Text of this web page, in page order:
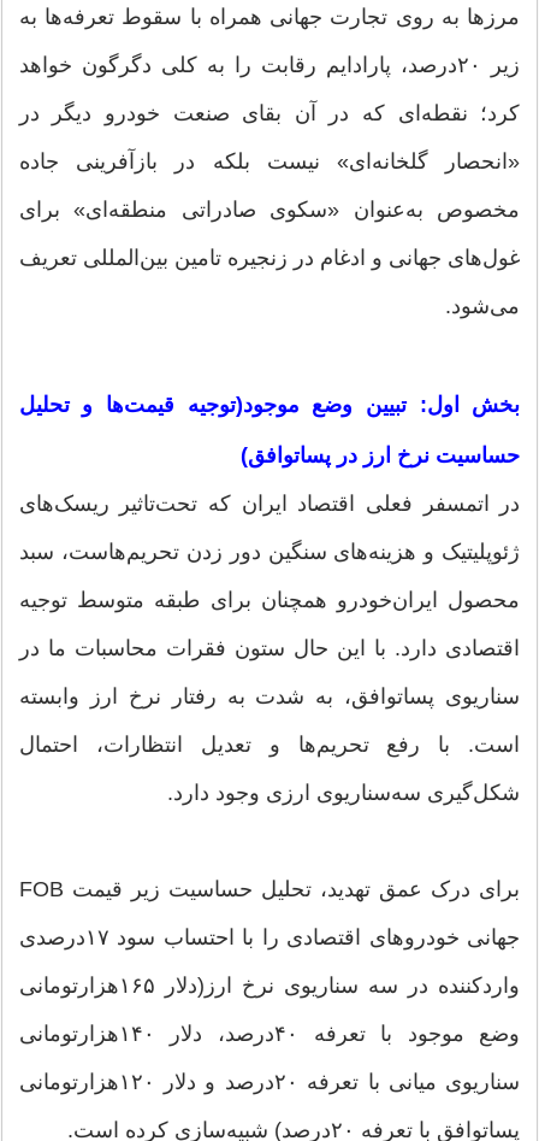
مرزها به روی تجارت جهانی همراه با سقوط تعرفه‌ها به
زیر ۲۰‌درصد، پارادایم رقابت را به کلی دگرگون خواهد
کرد؛ نقطه‌ای که در آن بقای صنعت خودرو دیگر در
«انحصار گلخانه‌ای» نیست بلکه در بازآفرینی جاده
مخصوص به‌عنوان «سکوی صادراتی منطقه‌ای» برای
غول‌های جهانی و ادغام در زنجیره تامین بین‌المللی تعریف
می‌شود.
بخش اول: تبیین وضع موجود(توجیه قیمت‌ها و تحلیل
حساسیت نرخ ارز در پسا‌توافق)
در اتمسفر فعلی اقتصاد ایران که تحت‌تاثیر ریسک‌های
ژئوپلیتیک و هزینه‌های سنگین دور زدن تحریم‌هاست، سبد
محصول ایران‌خودرو همچنان برای طبقه متوسط توجیه
اقتصادی دارد. با این حال ستون فقرات محاسبات ما در
سناریوی پسا‌توافق، به شدت به رفتار نرخ ارز وابسته
است. با رفع تحریم‌ها و تعدیل انتظارات، احتمال
شکل‌گیری سه‌سناریوی ارزی وجود دارد.
برای درک عمق تهدید، تحلیل حساسیت زیر قیمت FOB
جهانی خودروهای اقتصادی را با احتساب سود ۱۷‌درصدی
واردکننده در سه سناریوی نرخ ارز(دلار ۱۶۵‌هزار‌تومانی
وضع موجود با تعرفه ۴۰درصد، دلار ۱۴۰‌هزارتومانی
سناریوی میانی با تعرفه ۲۰درصد و دلار ۱۲۰‌هزارتومانی
پسا‌توافق با تعرفه ۲۰درصد) شبیه‌سازی کرده است.